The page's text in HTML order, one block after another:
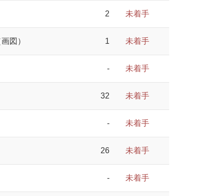
2 未着手
図） 1 未着手
- 未着手
32 未着手
- 未着手
26 未着手
- 未着手